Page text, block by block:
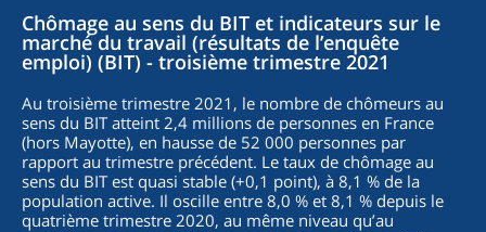
Chômage au sens du BIT et indicateurs sur le
marché du travail (résultats de l’enquête
emploi) (BIT) - troisième trimestre 2021
Au troisième trimestre 2021, le nombre de chômeurs au
sens du BIT atteint 2,4 millions de personnes en France
(hors Mayotte), en hausse de 52 000 personnes par
rapport au trimestre précédent. Le taux de chômage au
sens du BIT est quasi stable (+0,1 point), à 8,1 % de la
population active. Il oscille entre 8,0 % et 8,1 % depuis le
quatrième trimestre 2020, au même niveau qu’au